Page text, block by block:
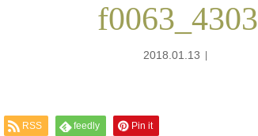
f0063_4303
2018.01.13
RSS feedly Pin it